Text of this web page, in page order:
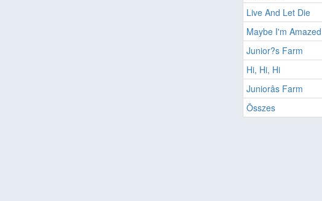
Live And Let Die
Maybe I'm
Junior?s Farm
Hi, Hi, Hi
Juniorâs Farm
Összes